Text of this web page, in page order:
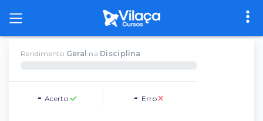
Rendimento Geral na Disciplina
-Acerto - Erro